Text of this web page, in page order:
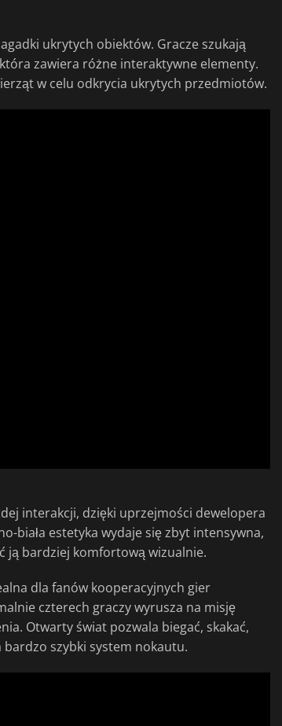
ukrytych obiektów. Gracze szukają
zawiera różne interaktywne elementy.
w celu odkrycia ukrytych przedmiotów.
interakcji, dzięki uprzejmości dewelopera
biała estetyka wydaje się zbyt intensywna,
ją bardziej komfortową wizualnie.
dla fanów kooperacyjnych gier
czterech graczy wyrusza na misję
Otwarty świat pozwala biegać, skakać,
szybki system nokautu.